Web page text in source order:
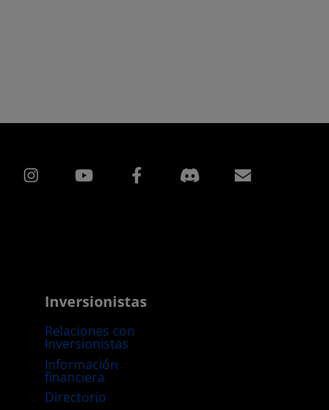
Instagram Facebook
Inversionistas
Relaciones con
Inversionistas
Información
financiera
Directorio